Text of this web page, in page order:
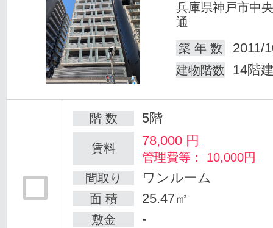
兵庫県神戸市中
通
築 年 数
2011/
建物階数 14階
階 数 5階
賃料 78,000 円
管理費等： 10,000円
間取り
ワンルーム
面 積 25.47㎡
敷金 -